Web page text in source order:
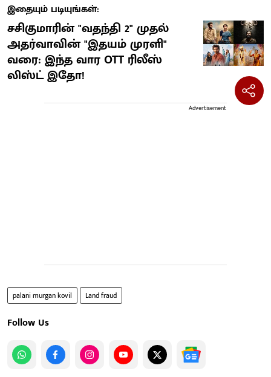
இதையும் படியுங்கள்:
சசிகுமாரின் "வதந்தி 2" முதல்
அதர்வாவின் "இதயம் முரளி"
வரை: இந்த வார OTT ரிலீஸ்
லிஸ்ட் இதோ!
Advertisement
palani murgan kovil Land fraud
Follow Us